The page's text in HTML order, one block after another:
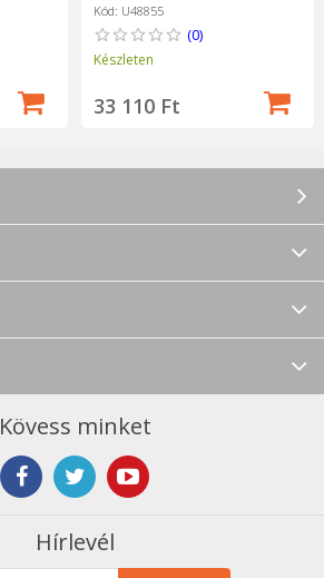
Kód: U48855
(0)
Készleten
33 110 Ft
Kövess minket
Hírlevél